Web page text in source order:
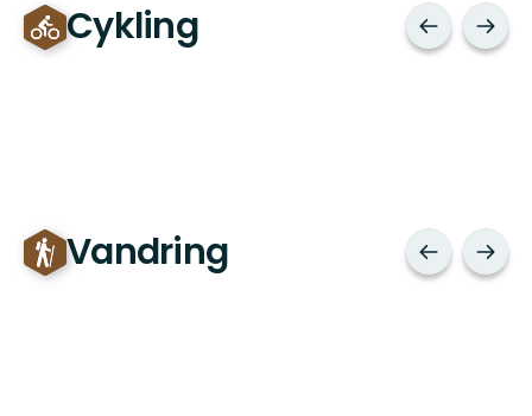
Cykling
Vandring